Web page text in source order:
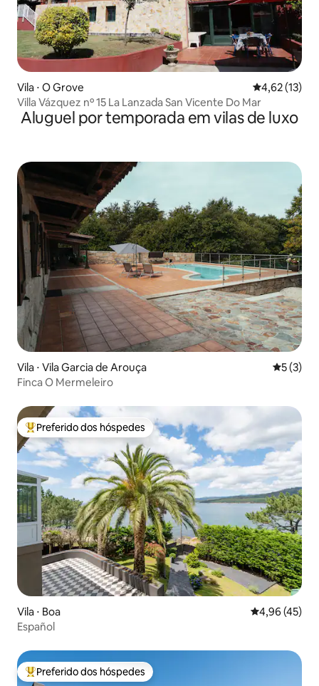
Vila ⋅ O Grove 4,62 de uma
4,62 (13)
Villa Vázquez nº 15 La Lanzada San Vicente Do Mar
Aluguel por temporada em vilas de luxo
Vila ⋅ Vila Garcia de Arouça 5 de
5 (3)
Finca O Mermeleiro
Entre os melhores preferidos dos hóspedes
Preferido dos hóspedes
Vila ⋅ Boa 4,96 de uma
4,96 (45)
Español
Entre os melhores preferidos dos hóspedes
Preferido dos hóspedes